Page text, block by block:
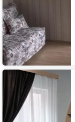
Гостевой
Камелот